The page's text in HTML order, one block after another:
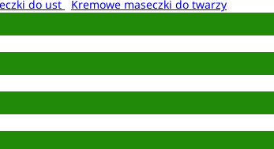
do ust
Kremowe maseczki do twarzy